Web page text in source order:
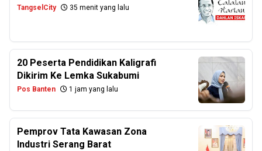
TangselCity 35 menit yang lalu
20 Peserta Pendidikan Kaligrafi
Dikirim Ke Lemka Sukabumi
Pos Banten 1 jam yang lalu
Pemprov Tata Kawasan Zona
Industri Serang Barat